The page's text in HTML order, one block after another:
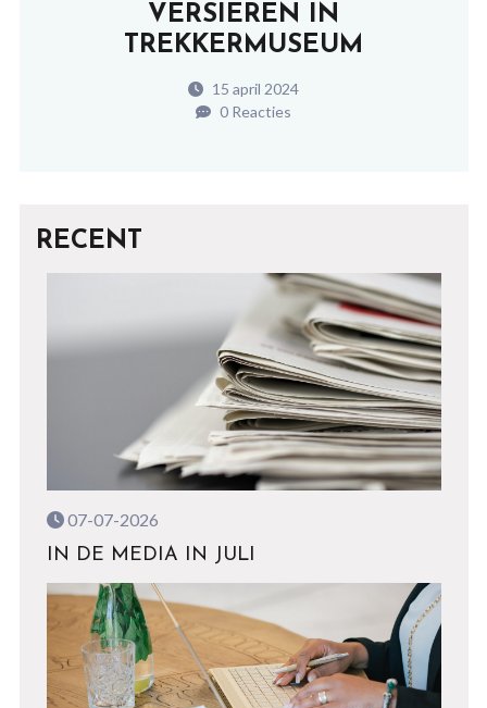
VERSIEREN IN
TREKKERMUSEUM
15 april 2024
0 Reacties
RECENT
07-07-2026
IN DE MEDIA IN JULI